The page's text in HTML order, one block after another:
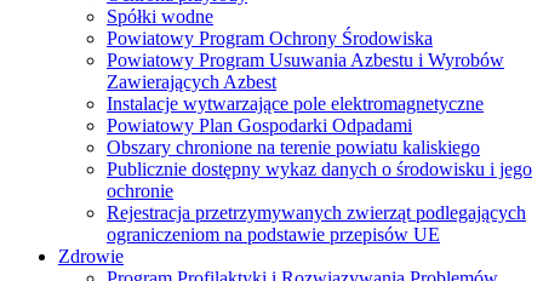
Spółki wodne
Powiatowy Program Ochrony Środowiska
Powiatowy Program Usuwania Azbestu i Wyrobów
Zawierających Azbest
Instalacje wytwarzające pole elektromagnetyczne
Powiatowy Plan Gospodarki Odpadami
Obszary chronione na terenie powiatu kaliskiego
Publicznie dostępny wykaz danych o środowisku i jego
ochronie
Rejestracja przetrzymywanych zwierząt podlegających
ograniczeniom na podstawie przepisów UE
Zdrowie